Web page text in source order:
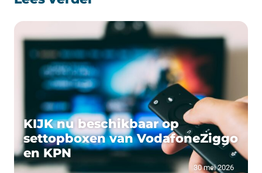
KIJK nu beschikbaar op
settopboxen van VodafoneZiggo
en KPN
30 mei 2026